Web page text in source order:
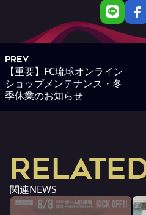
PREV
【重要】FC琉球オンライン
ショップメンテナンス・冬
季休業のお知らせ
関連NEWS